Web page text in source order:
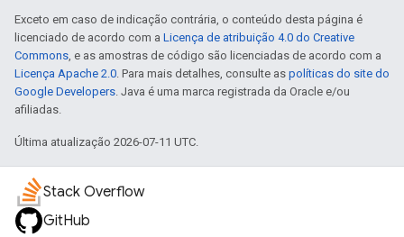
Exceto em caso de indicação contrária, o conteúdo desta página é
licenciado de acordo com a Licença de atribuição 4.0 do Creative
Commons, e as amostras de código são licenciadas de acordo com a
Licença Apache 2.0. Para mais detalhes, consulte as políticas do site do
Google Developers. Java é uma marca registrada da Oracle e/ou
afiliadas.
Última atualização 2026-07-11 UTC.
Stack Overflow
GitHub